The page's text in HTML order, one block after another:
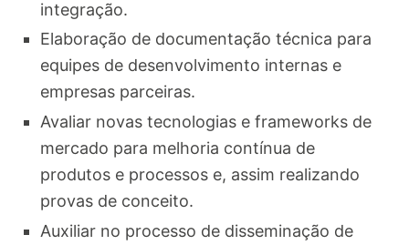
integração.
Elaboração de documentação técnica para
equipes de desenvolvimento internas e
empresas parceiras.
Avaliar novas tecnologias e frameworks de
mercado para melhoria contínua de
produtos e processos e, assim realizando
provas de conceito.
Auxiliar no processo de disseminação de